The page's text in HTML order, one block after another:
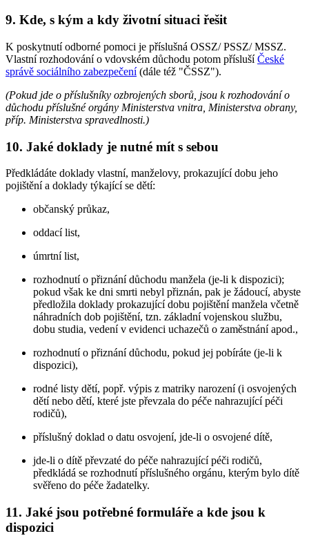
9. Kde, s kým a kdy životní situaci řešit
K poskytnutí odborné pomoci je příslušná OSSZ/ PSSZ/ MSSZ.
Vlastní rozhodování o vdovském důchodu potom příslušíČeské
správě sociálního zabezpečení(dále též "ČSSZ").
(Pokud jde o příslušníky ozbrojených sborů, jsou k rozhodování o
důchodu příslušné orgány Ministerstva vnitra, Ministerstva obrany,
příp. Ministerstva spravedlnosti.)
10. Jaké doklady je nutné mít s sebou
Předkládáte doklady vlastní, manželovy, prokazující dobu jeho
pojištění a doklady týkající se dětí:
občanský průkaz,
oddací list,
úmrtní list,
rozhodnutí o přiznání důchodu manžela (je-li k dispozici);
pokud však ke dni smrti nebyl přiznán, pak je žádoucí, abyste
předložila doklady prokazující dobu pojištění manžela včetně
náhradních dob pojištění, tzn. základní vojenskou službu,
dobu studia, vedení v evidenci uchazečů o zaměstnání apod.,
rozhodnutí o přiznání důchodu, pokud jej pobíráte (je-li k
dispozici),
rodné listy dětí, popř. výpis z matriky narození (i osvojených
dětí nebo dětí, které jste převzala do péče nahrazující péči
rodičů),
příslušný doklad o datu osvojení, jde-li o osvojené dítě,
jde-li o dítě převzaté do péče nahrazující péči rodičů,
předkládá se rozhodnutí příslušného orgánu, kterým bylo dítě
svěřeno do péče žadatelky.
11. Jaké jsou potřebné formuláře a kde jsou k
dispozici